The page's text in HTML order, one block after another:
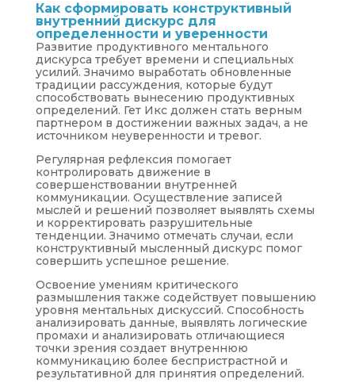
Как сформировать конструктивный
внутренний дискурс для
определенности и уверенности
Развитие продуктивного ментального
дискурса требует времени и специальных
усилий. Значимо выработать обновленные
традиции рассуждения, которые будут
способствовать вынесению продуктивных
определений. Гет Икс должен стать верным
партнером в достижении важных задач, а не
источником неуверенности и тревог.
Регулярная рефлексия помогает
контролировать движение в
совершенствовании внутренней
коммуникации. Осуществление записей
мыслей и решений позволяет выявлять схемы
и корректировать разрушительные
тенденции. Значимо отмечать случаи, если
конструктивный мысленный дискурс помог
совершить успешное решение.
Освоение умениям критического
размышления также содействует повышению
уровня ментальных дискуссий. Способность
анализировать данные, выявлять логические
промахи и анализировать отличающиеся
точки зрения создает внутреннюю
коммуникацию более беспристрастной и
результативной для принятия определений.